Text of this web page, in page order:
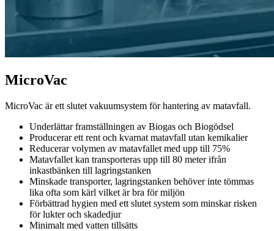
MicroVac
MicroVac är ett slutet vakuumsystem för hantering av matavfall.
Underlättar framställningen av Biogas och Biogödsel
Producerar ett rent och kvarnat matavfall utan kemikalier
Reducerar volymen av matavfallet med upp till 75%
Matavfallet kan transporteras upp till 80 meter ifrån
inkastbänken till lagringstanken
Minskade transporter, lagringstanken behöver inte tömmas
lika ofta som kärl vilket är bra för miljön
Förbättrad hygien med ett slutet system som minskar risken
för lukter och skadedjur
Minimalt med vatten tillsätts